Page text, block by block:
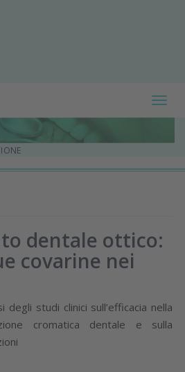
dentale ottico:
covarine nei
degli studi clinici sull’efficacia nella
cromatica dentale e sulla